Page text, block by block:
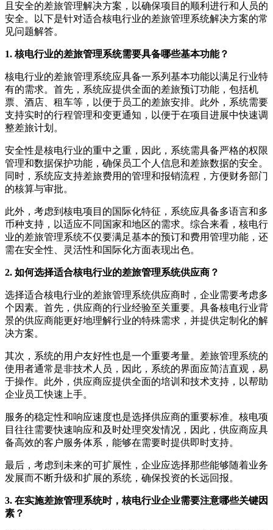
且安全的差旅管理解决方案，以确保项目的顺利进行和人员的
安全。以下是针对适合核电行业的差旅管理系统解决方案的常
见问题解答。
1. 核电行业的差旅管理系统需要具备哪些基本功能？
核电行业的差旅管理系统应具备一系列基本功能以满足行业特
有的需求。首先，系统应提供全面的差旅预订功能，包括机
票、酒店、租车等，以便于员工的差旅安排。此外，系统需要
支持实时的行程管理和变更通知，以便于在项目进展中快速调
整差旅计划。
安全性是核电行业的重中之重，因此，系统需具备严格的权限
管理和数据保护功能，确保员工个人信息和差旅数据的安全。
同时，系统应支持差旅费用的管理和报销流程，方便财务部门
的核算与审批。
此外，考虑到核电项目的国际化特征，系统应具备多语言和多
币种支持，以适应不同国家和地区的需求。综合来看，核电行
业的差旅管理系统不仅要满足基本的预订和费用管理功能，还
需在安全性、灵活性和国际化方面表现出色。
2. 如何选择适合核电行业的差旅管理系统供应商？
选择适合核电行业的差旅管理系统供应商时，企业需要考虑多
个因素。首先，供应商的行业经验至关重要。具备核电行业背
景的供应商能更好地理解行业的特殊需求，并提供定制化的解
决方案。
其次，系统的用户友好性也是一个重要考量。差旅管理系统的
使用者通常是非技术人员，因此，系统的界面应简洁直观，易
于操作。此外，供应商应提供全面的培训和技术支持，以帮助
企业员工快速上手。
服务的稳定性和响应速度也是选择供应商的重要标准。核电项
目往往需要快速响应和及时处理突发情况，因此，供应商应具
备高效的客户服务体系，能够在需要时提供即时支持。
最后，考虑到未来的可扩展性，企业应选择那些能够随着业务
发展而不断升级和扩展的系统，确保投资的长远回报。
3. 在实施差旅管理系统时，核电行业企业需要注意哪些关键因
素？